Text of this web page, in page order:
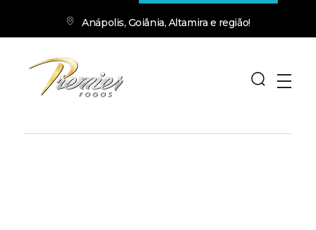
Anápolis, Goiânia, Altamira e região!